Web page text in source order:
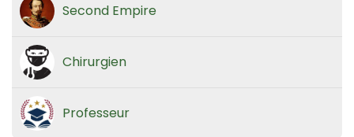
Second Empire
Chirurgien
Professeur